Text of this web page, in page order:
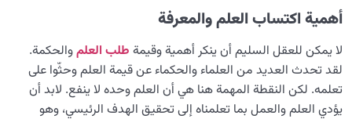
أهمية اکتساب العلم والمعرفة
لا يمكن للعقل السليم أن ينكر أهمية وقيمة طلب العلموالحکمة.
لقد تحدث العديد من العلماء والحكماء عن قيمة العلم وحثّوا على
تعلمه. لكن النقطة المهمة هنا هي أن العلم وحده لا ينفع. لابد أن
يؤدي العلم والعمل بما تعلمناه إلى تحقيق الهدف الرئيسي، وهو